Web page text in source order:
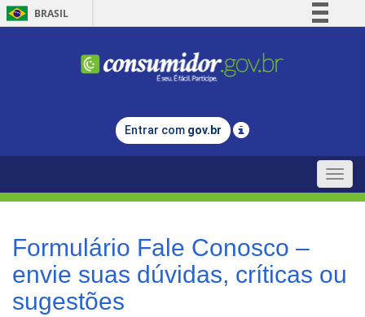
BRASIL
Comunica BR
Legislação
Entrar com gov.br
Toggle
Formulário Fale Conosco –
envie suas dúvidas, críticas ou
sugestões